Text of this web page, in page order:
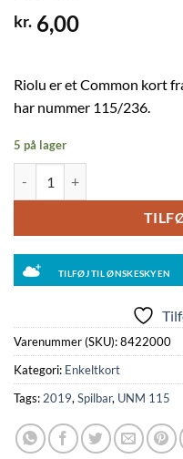
kr. 6,00
Riolu er et Common kort
har nummer 115/236.
5 på lager
TILFØJ TIL ØNSKESKYEN
Varenummer (SKU):8422000
Kategori: Enkeltkort
Tags:2019,Spilbar, UNM 115